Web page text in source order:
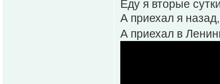
Еду я вторые
А приехал я назад,
А приехал в